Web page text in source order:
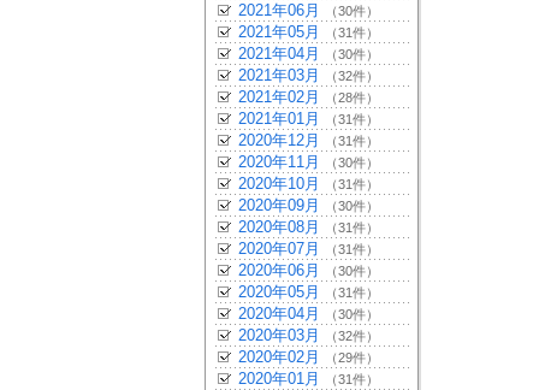
2021年06月 （30件）
2021年05月 （31件）
2021年04月 （30件）
2021年03月 （32件）
2021年02月 （28件）
2021年01月 （31件）
2020年12月 （31件）
2020年11月 （30件）
2020年10月 （31件）
2020年09月 （30件）
2020年08月 （31件）
2020年07月 （31件）
2020年06月 （30件）
2020年05月 （31件）
2020年04月 （30件）
2020年03月 （32件）
2020年02月 （29件）
2020年01月 （31件）